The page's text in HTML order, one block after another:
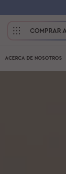
COMPRAR
ACERCA DE NOSOTROS